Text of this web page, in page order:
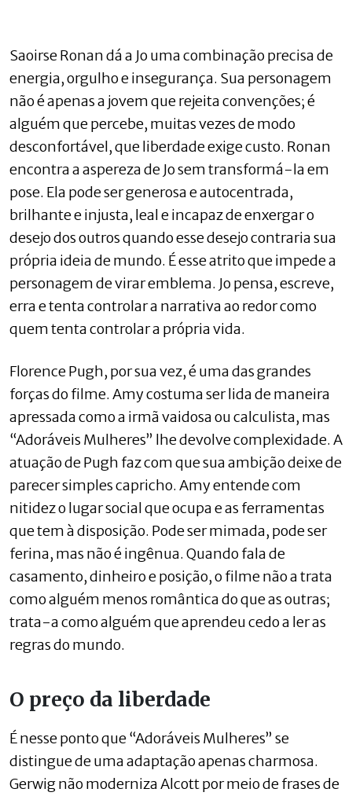
Saoirse Ronan dá a Jo uma combinação precisa de
energia, orgulho e insegurança. Sua personagem
não é apenas a jovem que rejeita convenções; é
alguém que percebe, muitas vezes de modo
desconfortável, que liberdade exige custo. Ronan
encontra a aspereza de Jo sem transformá-la em
pose. Ela pode ser generosa e autocentrada,
brilhante e injusta, leal e incapaz de enxergar o
desejo dos outros quando esse desejo contraria sua
própria ideia de mundo. É esse atrito que impede a
personagem de virar emblema. Jo pensa, escreve,
erra e tenta controlar a narrativa ao redor como
quem tenta controlar a própria vida.
Florence Pugh, por sua vez, é uma das grandes
forças do filme. Amy costuma ser lida de maneira
apressada como a irmã vaidosa ou calculista, mas
“Adoráveis Mulheres” lhe devolve complexidade. A
atuação de Pugh faz com que sua ambição deixe de
parecer simples capricho. Amy entende com
nitidez o lugar social que ocupa e as ferramentas
que tem à disposição. Pode ser mimada, pode ser
ferina, mas não é ingênua. Quando fala de
casamento, dinheiro e posição, o filme não a trata
como alguém menos romântica do que as outras;
trata-a como alguém que aprendeu cedo a ler as
regras do mundo.
O preço da liberdade
É nesse ponto que “Adoráveis Mulheres” se
distingue de uma adaptação apenas charmosa.
Gerwig não moderniza Alcott por meio de frases de